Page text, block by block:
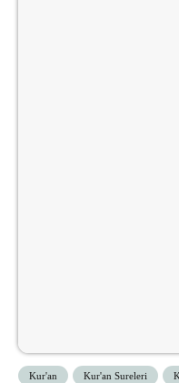
Kur'an Kur'an Sureleri